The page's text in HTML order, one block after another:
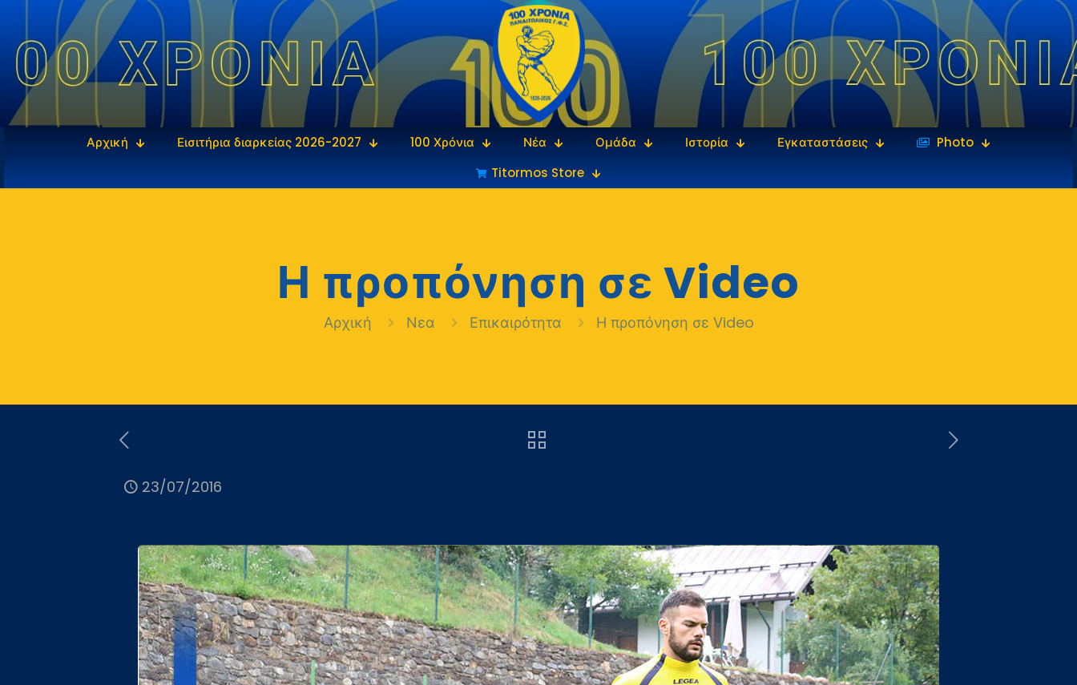
Αρχική Εισιτήρια διαρκείας 2026-2027 100 Χρόνια Νέα Ομάδα Ιστορία Εγκαταστάσεις
‎‏‏‎ ‎Photo
Titormos Store
Η προπόνηση σε Video
Αρχική Νεα Επικαιρότητα Η προπόνηση σε Video
23/07/2016